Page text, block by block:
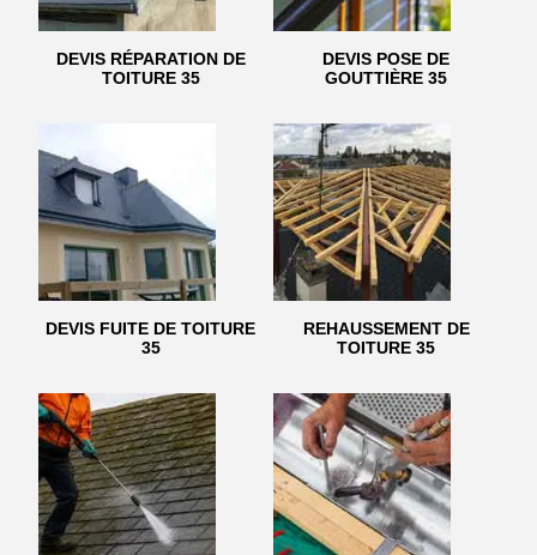
DEVIS RÉPARATION DE
TOITURE 35
DEVIS POSE DE
GOUTTIÈRE 35
DEVIS FUITE DE TOITURE
35
REHAUSSEMENT DE
TOITURE 35